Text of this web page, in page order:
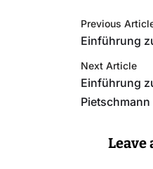
Previous
Einführung
Next Article
Einführung
Pietschmann
Leave